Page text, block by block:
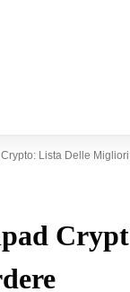
Lista Delle